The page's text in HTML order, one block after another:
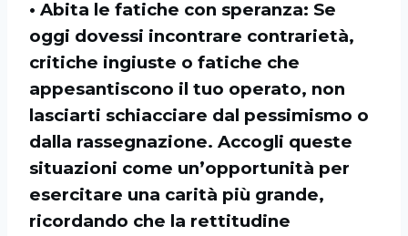
• Abita le fatiche con speranza: Se
oggi dovessi incontrare contrarietà,
critiche ingiuste o fatiche che
appesantiscono il tuo operato, non
lasciarti schiacciare dal pessimismo o
dalla rassegnazione. Accogli queste
situazioni come un’opportunità per
esercitare una carità più grande,
ricordando che la rettitudine